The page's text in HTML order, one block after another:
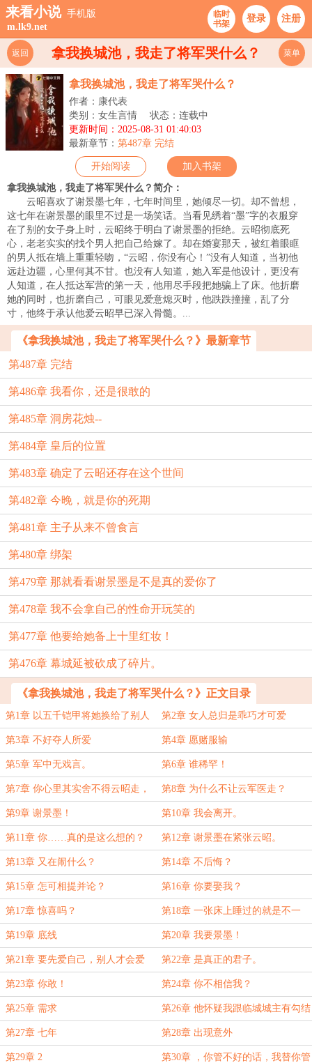
来看小说 手机版
m.lk9.net
临时
书架
登录 注册
拿我换城池，我走了将军哭什么？
返回 菜单
拿我换城池，我走了将军哭什么？
作者：康代表
类别：女生言情
状态：连载中
更新时间：2025-08-31 01:40:03
最新章节： 第487章 完结
开始阅读 加入书架
拿我换城池，我走了将军哭什么？简介：
云昭喜欢了谢景墨七年，七年时间里，她倾尽一切。却不曾想，
这七年在谢景墨的眼里不过是一场笑话。当看见绣着“墨”字的衣服穿
在了别的女子身上时，云昭终于明白了谢景墨的拒绝。云昭彻底死
心，老老实实的找个男人把自己给嫁了。却在婚宴那天，被红着眼眶
的男人抵在墙上重重轻吻，“云昭，你没有心！”没有人知道，当初他
远赴边疆，心里何其不甘。也没有人知道，她入军是他设计，更没有
人知道，在人抵达军营的第一天，他用尽手段把她骗上了床。他折磨
她的同时，也折磨自己，可眼见爱意熄灭时，他跌跌撞撞，乱了分
寸，他终于承认他爱云昭早已深入骨髓。...
《拿我换城池，我走了将军哭什么？》最新章节
第487章 完结
第486章 我看你，还是很敢的
第485章 洞房花烛--
第484章 皇后的位置
第483章 确定了云昭还存在这个世间
第482章 今晚，就是你的死期
第481章 主子从来不曾食言
第480章 绑架
第479章 那就看看谢景墨是不是真的爱你了
第478章 我不会拿自己的性命开玩笑的
第477章 他要给她备上十里红妆！
第476章 幕城延被砍成了碎片。
《拿我换城池，我走了将军哭什么？》正文目录
第1章 以五千铠甲将她换给了别人 第2章 女人总归是乖巧才可爱
第3章 不好夺人所爱 第4章 愿赌服输
第5章 军中无戏言。 第6章 谁稀罕！
第7章 你心里其实舍不得云昭走，
是不是？
第8章 为什么不让云军医走？
第9章 谢景墨！ 第10章 我会离开。
第11章 你……真的是这么想的？ 第12章 谢景墨在紧张云昭。
第13章 又在闹什么？ 第14章 不后悔？
第15章 怎可相提并论？ 第16章 你要娶我？
第17章 惊喜吗？ 第18章 一张床上睡过的就是不一
样！
第19章 底线 第20章 我要景墨！
第21章 要先爱自己，别人才会爱
你。
第22章 是真正的君子。
第23章 你敢！ 第24章 你不相信我？
第25章 需求 第26章 他怀疑我跟临城城主有勾结
第27章 七年 第28章 出现意外
第29章 2 第30章 ，你管不好的话，我替你管